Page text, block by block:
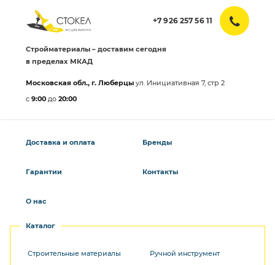
+7 926 257 56 11
Стройматериалы – доставим сегодня
в пределах МКАД
Московская обл., г. Люберцы ул. Инициативная 7, стр 2
с 9:00 до 20:00
Доставка и оплата
Гарантии
О нас
Бренды
Контакты
Каталог
Строительные материалы Ручной инструмент